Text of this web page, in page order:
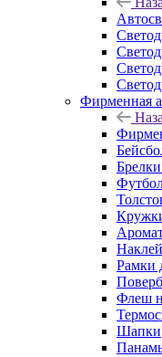
Фирменная
Рамки
Флеш
Шапки